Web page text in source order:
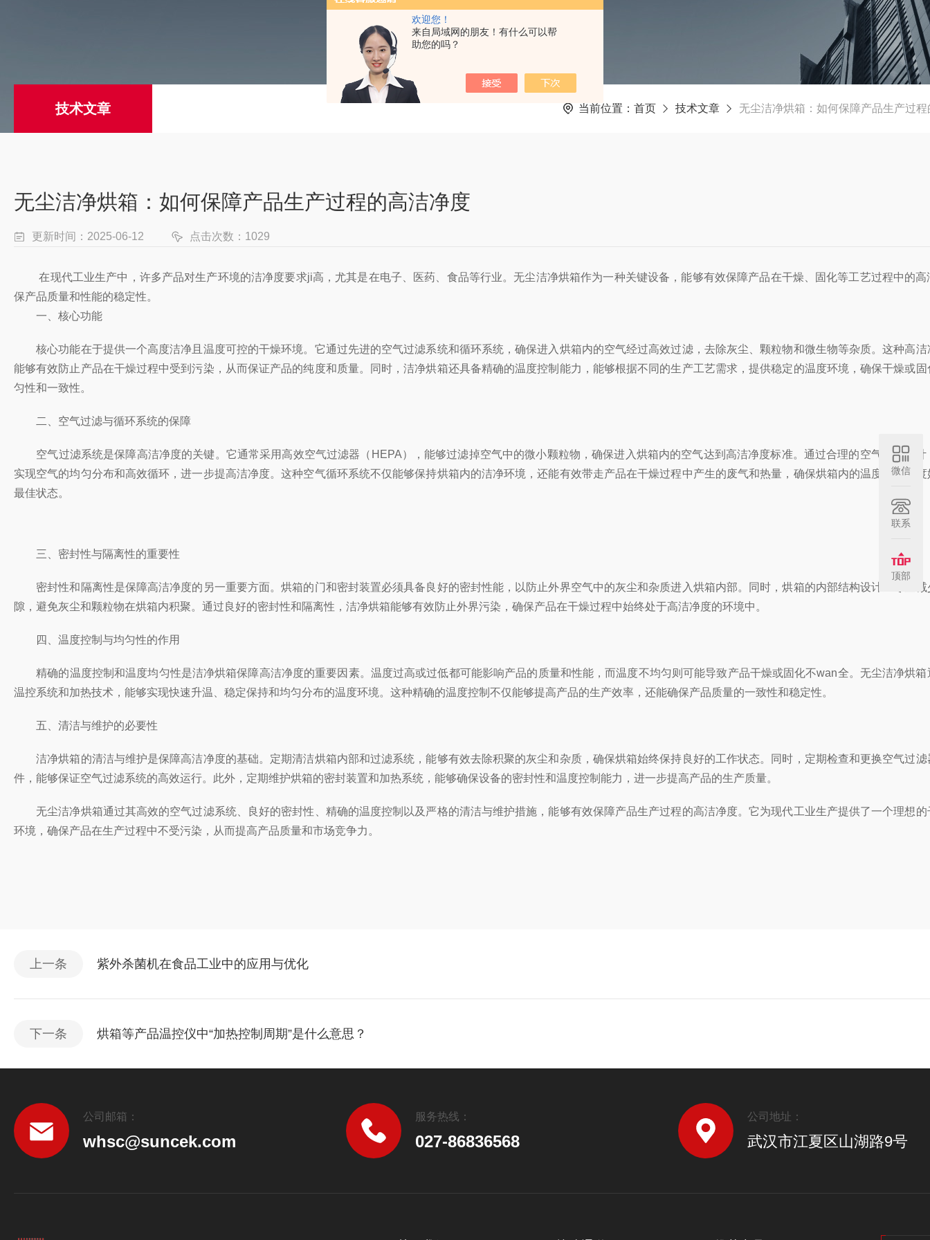
欢迎您！
来自局域网的朋友！有什么可以帮
助您的吗？
技术文章 当前位置： 首页 技术文章 无尘洁净烘箱：如何保障产品生产过
无尘洁净烘箱：如何保障产品生产过程的高洁净度
更新时间：2025-06-12 点击次数：1029
在现代工业生产中，许多产品对生产环境的洁净度要求ji高，尤其是在电子、医药、食品等行业。无尘洁净烘箱作为一种关键设备，能够有效保障产品在干燥、固化等工艺过程中的高
保产品质量和性能的稳定性。
一、核心功能
核心功能在于提供一个高度洁净且温度可控的干燥环境。它通过先进的空气过滤系统和循环系统，确保进入烘箱内的空气经过高效过滤，去除灰尘、颗粒物和微生物等杂质。这种高洁
能够有效防止产品在干燥过程中受到污染，从而保证产品的纯度和质量。同时，洁净烘箱还具备精确的温度控制能力，能够根据不同的生产工艺需求，提供稳定的温度环境，确保干燥或固
匀性和一致性。
二、空气过滤与循环系统的保障
空气过滤系统是保障高洁净度的关键。它通常采用高效空气过滤器（HEPA），能够过滤掉空气中的微小颗粒物，确保进入烘箱内的空气达到高洁净度标准。通过合理的空气循环设计
实现空气的均匀分布和高效循环，进一步提高洁净度。这种空气循环系统不仅能够保持烘箱内的洁净环境，还能有效带走产品在干燥过程中产生的废气和热量，确保烘箱内的温度和洁净
最佳状态。
三、密封性与隔离性的重要性
密封性和隔离性是保障高洁净度的另一重要方面。烘箱的门和密封装置必须具备良好的密封性能，以防止外界空气中的灰尘和杂质进入烘箱内部。同时，烘箱的内部结构设计应尽量减
隙，避免灰尘和颗粒物在烘箱内积聚。通过良好的密封性和隔离性，洁净烘箱能够有效防止外界污染，确保产品在干燥过程中始终处于高洁净度的环境中。
四、温度控制与均匀性的作用
精确的温度控制和温度均匀性是洁净烘箱保障高洁净度的重要因素。温度过高或过低都可能影响产品的质量和性能，而温度不均匀则可能导致产品干燥或固化不wan全。无尘洁净烘箱
温控系统和加热技术，能够实现快速升温、稳定保持和均匀分布的温度环境。这种精确的温度控制不仅能够提高产品的生产效率，还能确保产品质量的一致性和稳定性。
五、清洁与维护的必要性
洁净烘箱的清洁与维护是保障高洁净度的基础。定期清洁烘箱内部和过滤系统，能够有效去除积聚的灰尘和杂质，确保烘箱始终保持良好的工作状态。同时，定期检查和更换空气过滤
件，能够保证空气过滤系统的高效运行。此外，定期维护烘箱的密封装置和加热系统，能够确保设备的密封性和温度控制能力，进一步提高产品的生产质量。
无尘洁净烘箱通过其高效的空气过滤系统、良好的密封性、精确的温度控制以及严格的清洁与维护措施，能够有效保障产品生产过程的高洁净度。它为现代工业生产提供了一个理想的
环境，确保产品在生产过程中不受污染，从而提高产品质量和市场竞争力。
上一条 紫外杀菌机在食品工业中的应用与优化
下一条 烘箱等产品温控仪中“加热控制周期”是什么意思？
公司邮箱：
whsc@suncek.com
服务热线：
027-86836568
公司地址：
武汉市江夏区山湖路9号
微信
联系
顶部